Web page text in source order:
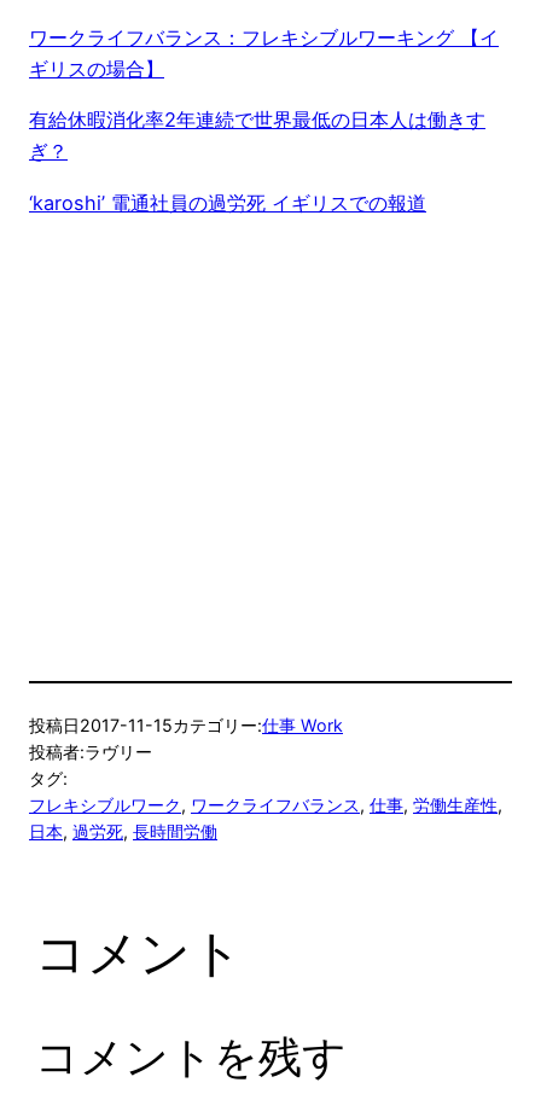
ワークライフバランス：フレキシブルワーキング 【イ
ギリスの場合】
有給休暇消化率2年連続で世界最低の日本人は働きす
ぎ？
‘karoshi’ 電通社員の過労死 イギリスでの報道
投稿日2017-11-15カテゴリー:仕事 Work
投稿者:ラヴリー
タグ:
フレキシブルワーク, ワークライフバランス, 仕事, 労働生産性
日本, 過労死, 長時間労働
コメント
コメントを残す